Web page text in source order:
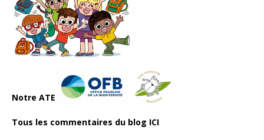
Notre ATE
Tous les commentaires du blog ICI